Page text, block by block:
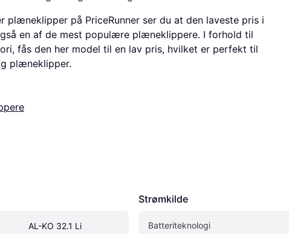
plæneklipper på PriceRunner ser du at den laveste pris i
en af de mest populære plæneklippere. I forhold til
fås den her model til en lav pris, hvilket er perfekt til
plæneklipper.
AL-KO 32.1 Li
Strømkilde
Batteriteknologi